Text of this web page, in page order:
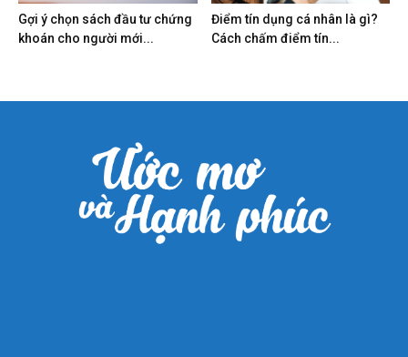
Gợi ý chọn sách đầu tư chứng
khoán cho người mới...
Điểm tín dụng cá nhân là gì?
Cách chấm điểm tín...